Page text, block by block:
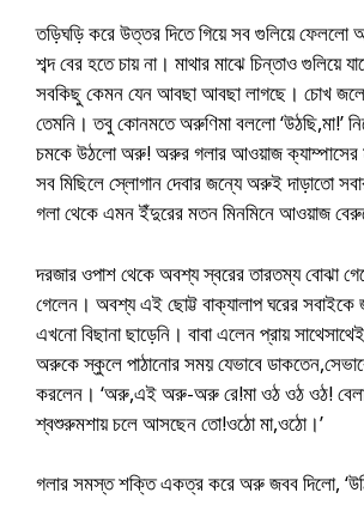
তড়িঘড়ি করে উত্তর দিতে গিয়ে সব গুলিয়ে ফেললো
শব্দ বের হতে চায় না। মাথার মাঝে চিন্তাও গুলিয়ে
সবকিছু কেমন যেন আবছা আবছা লাগছে। চোখ
তেমনি। তবু কোনমতে অরুণিমা বললো ‘উঠছি,মা!’
চমকে উঠলো অরু! অরুর গলার আওয়াজ ক্যাম্পাসের
সব মিছিলে স্লোগান দেবার জন্যে অরুই দাড়াতো
গলা থেকে এমন ইঁদুরের মতন মিনমিনে আওয়াজ
দরজার ওপাশ থেকে অবশ্য স্বরের তারতম্য বোঝা
গেলেন। অবশ্য এই ছোট্ট বাক্যালাপ ঘরের সবাইকে
এখনো বিছানা ছাড়েনি। বাবা এলেন প্রায়
অরুকে স্কুলে পাঠানোর সময় যেভাবে
করলেন। ‘অরু,এই অরু-অরু রে!মা ওঠ ওঠ ওঠ!
শ্বশুরুমশায় চলে আসছেন তো!ওঠো মা,ওঠো।’
গলার সমস্ত শক্তি একত্র করে অরু জবব দিলো,